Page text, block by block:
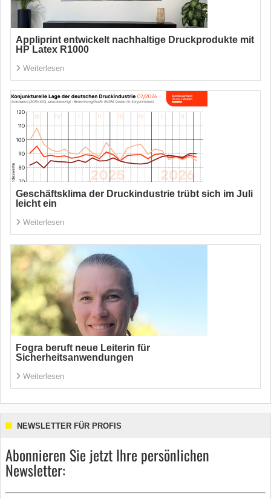
Appliprint entwickelt nachhaltige Druckprodukte mit
HP Latex R1000
Weiterlesen
Geschäftsklima der Druckindustrie trübt sich im Juli
leicht ein
Weiterlesen
Fogra beruft neue Leiterin für
Sicherheitsanwendungen
Weiterlesen
NEWSLETTER FÜR PROFIS
Abonnieren Sie jetzt Ihre persönlichen
Newsletter: